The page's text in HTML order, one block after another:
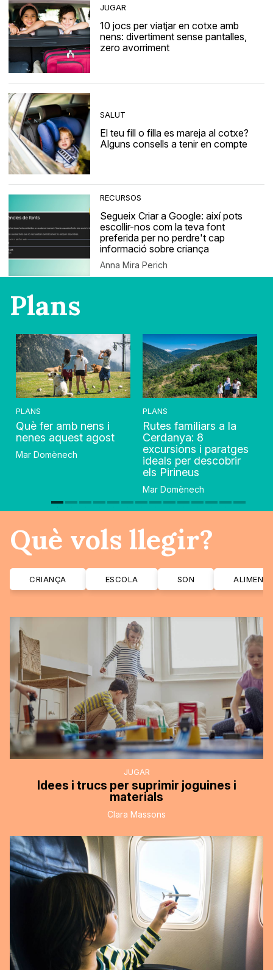
JUGAR
10 jocs per viatjar en cotxe amb
nens: divertiment sense pantalles,
zero avorriment
SALUT
El teu fill o filla es mareja al cotxe?
Alguns consells a tenir en compte
RECURSOS
Segueix Criar a Google: així pots
escollir-nos com la teva font
preferida per no perdre't cap
informació sobre criança
Anna Mira Perich
Plans
PLANS
Què fer amb nens i
nenes aquest agost
Mar Domènech
PLANS
Rutes familiars a la
Cerdanya: 8
excursions i paratges
ideals per descobrir
els Pirineus
Mar Domènech
Què vols llegir?
CRIANÇA ESCOLA SON
JUGAR
Idees i trucs per suprimir joguines i
materials
Clara Massons